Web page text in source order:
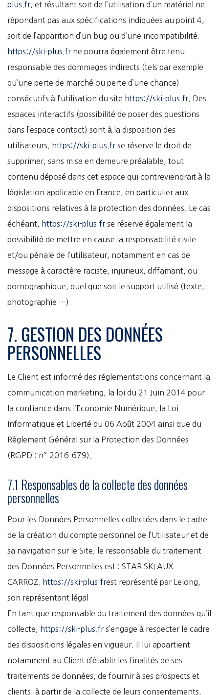
plus.fr, et résultant soit de l’utilisation d’un matériel ne
répondant pas aux spécifications indiquées au point 4,
soit de l’apparition d’un bug ou d’une incompatibilité.
https://ski-plus.frne pourra également être tenu
responsable des dommages indirects (tels par exemple
qu’une perte de marché ou perte d’une chance)
consécutifs à l’utilisation du site https://ski-plus.fr. Des
espaces interactifs (possibilité de poser des questions
dans l’espace contact) sont à la disposition des
utilisateurs.
https://ski-plus.frse réserve le droit de
supprimer, sans mise en demeure préalable, tout
contenu déposé dans cet espace qui contreviendrait à la
législation applicable en France, en particulier aux
dispositions relatives à la protection des données. Le cas
échéant,
https://ski-plus.frse réserve également la
possibilité de mettre en cause la responsabilité civile
et/ou pénale de l’utilisateur, notamment en cas de
message à caractère raciste, injurieux, diffamant, ou
pornographique, quel que soit le support utilisé (texte,
photographie …).
7. GESTION DES DONNÉES
PERSONNELLES
Le Client est informé des réglementations concernant la
communication marketing, la loi du 21 Juin 2014 pour
la confiance dans l’Economie Numérique, la Loi
Informatique et Liberté du 06 Août 2004 ainsi que du
Règlement Général sur la Protection des Données
(RGPD : n° 2016-679).
7.1 Responsables de la collecte des données
personnelles
Pour les Données Personnelles collectées dans le cadre
de la création du compte personnel de l’Utilisateur et de
sa navigation sur le Site, le responsable du traitement
des Données Personnelles est : STAR SKI AUX
CARROZ.
https://ski-plus.frest représenté par Lelong,
son représentant légal
En tant que responsable du traitement des données qu’il
collecte,
https://ski-plus.frs’engage à respecter le cadre
des dispositions légales en vigueur. Il lui appartient
notamment au Client d’établir les finalités de ses
traitements de données, de fournir à ses prospects et
clients, à partir de la collecte de leurs consentements,